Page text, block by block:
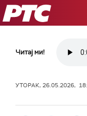
РТС
Читај ми!
УТОРАК, 26.05.2026,